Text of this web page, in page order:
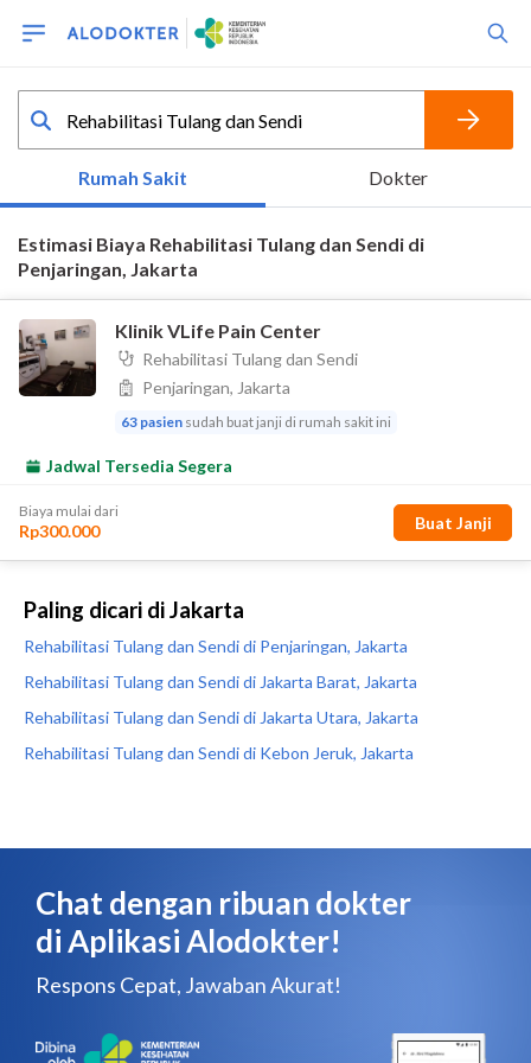
Paling dicari di Jakarta
Rehabilitasi Tulang dan Sendi di Penjaringan, Jakarta
Rehabilitasi Tulang dan Sendi di Jakarta Barat, Jakarta
Rehabilitasi Tulang dan Sendi di Jakarta Utara, Jakarta
Rehabilitasi Tulang dan Sendi di Kebon Jeruk, Jakarta